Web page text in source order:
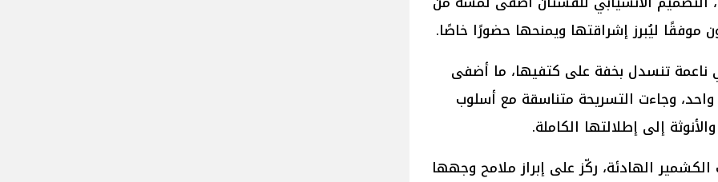
موفقًا ليُبرز إشراقتها ويمنحها حضورًا خاصًا.
ناعمة تنسدل بخفة على كتفيها، ما أضفى
وجاءت التسريحة متناسقة مع أسلوب
إلى إطلالتها الكاملة.
الهادئة، ركّز على إبراز ملامح وجهها